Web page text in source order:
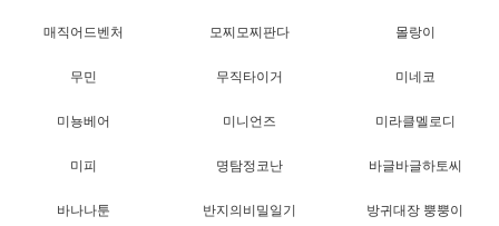
매직어드벤처 모찌모찌판다 몰랑이
무민 무직타이거 미네코
미뇽베어 미니언즈 미라클멜로디
미피 명탐정코난 바글바글하토씨
바나나툰 반지의비밀일기 방귀대장 뿡뿡이